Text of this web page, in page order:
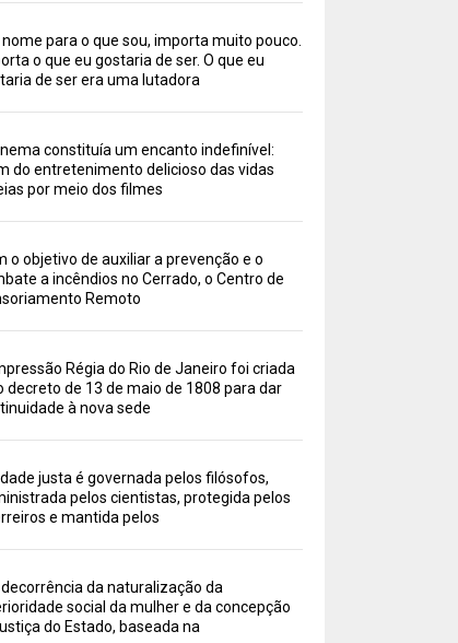
para o que sou, importa muito pouco.
o que eu gostaria de ser. O que eu
de ser era uma lutadora
constituía um encanto indefinível:
do entretenimento delicioso das vidas
por meio dos filmes
o objetivo de auxiliar a prevenção e o
a incêndios no Cerrado, o Centro de
Remoto
Régia do Rio de Janeiro foi criada
decreto de 13 de maio de 1808 para dar
à nova sede
justa é governada pelos filósofos,
pelos cientistas, protegida pelos
e mantida pelos
decorrência da naturalização da
social da mulher e da concepção
do Estado, baseada na